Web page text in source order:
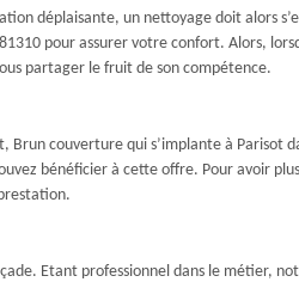
déplaisante, un nettoyage doit alors
pour assurer votre confort. Alors,
partager le fruit de son compétence.
couverture qui s’implante à Parisot
bénéficier à cette offre. Pour avoir
Etant professionnel dans le métier,